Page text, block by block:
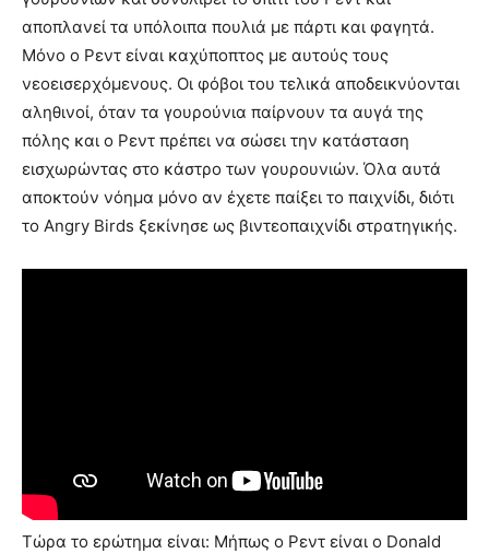
αποπλανεί τα υπόλοιπα πουλιά με πάρτι και φαγητά.
Μόνο ο Ρεντ είναι καχύποπτος με αυτούς τους
νεοεισερχόμενους. Οι φόβοι του τελικά αποδεικνύονται
αληθινοί, όταν τα γουρούνια παίρνουν τα αυγά της
πόλης και ο Ρεντ πρέπει να σώσει την κατάσταση
εισχωρώντας στο κάστρο των γουρουνιών. Όλα αυτά
αποκτούν νόημα μόνο αν έχετε παίξει το παιχνίδι, διότι
το Angry Birds ξεκίνησε ως βιντεοπαιχνίδι στρατηγικής.
Τώρα το ερώτημα είναι: Μήπως ο Ρεντ είναι ο Donald